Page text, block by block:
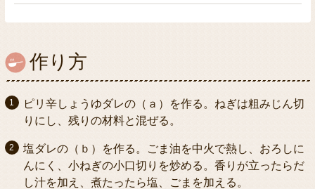
作り方
ピリ辛しょうゆダレの（ａ）を作る。ねぎは粗みじん切
りにし、残りの材料と混ぜる。
塩ダレの（ｂ）を作る。ごま油を中火で熱し、おろしに
んにく、小ねぎの小口切りを炒める。香りが立ったらだ
し汁を加え、煮たったら塩、ごまを加える。